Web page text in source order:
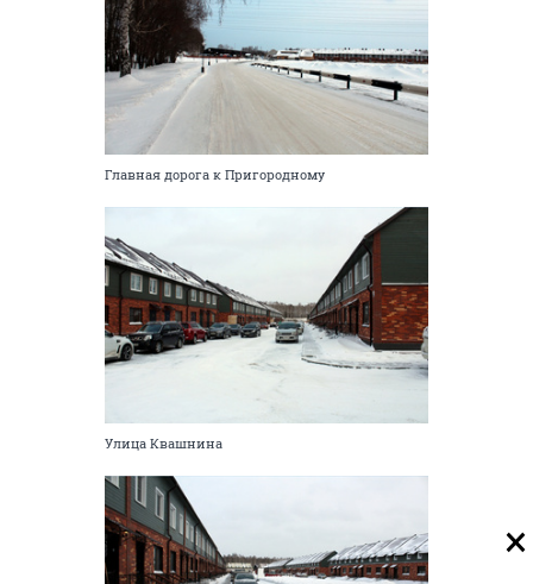
Главная дорога к Пригородному
Улица Квашнина